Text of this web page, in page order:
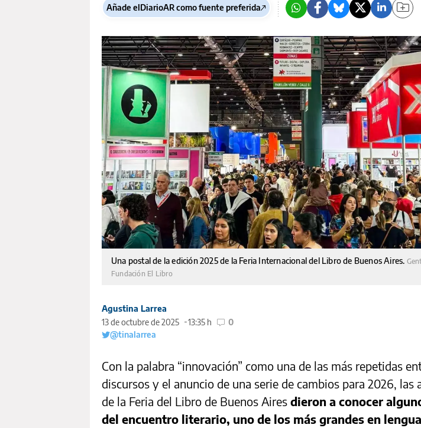
Añade elDiarioAR como fuente preferida
Una postal de la edición 2025 de la Feria Internacional del Libro de Buenos Aires.
Fundación El Libro
Agustina Larrea
13 de octubre de 2025
13:35 h
0
@tinalarrea
Con la palabra “innovación” como una de las más repetidas
discursos y el anuncio de una serie de cambios para 2026, las
de la Feria del Libro de Buenos Aires dieron a conocer
del encuentro literario, uno de los más grandes en lengua